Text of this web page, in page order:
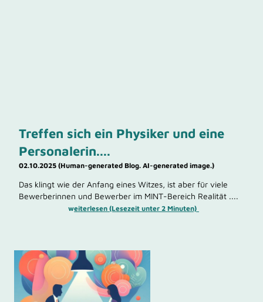
Treffen sich ein Physiker und eine
Personalerin....
02.10.2025 (Human-generated Blog. AI-generated image.)
Das klingt wie der Anfang eines Witzes, ist aber für viele
Bewerberinnen und Bewerber im MINT-Bereich Realität ....
weiterlesen (Lesezeit unter 2 Minuten)